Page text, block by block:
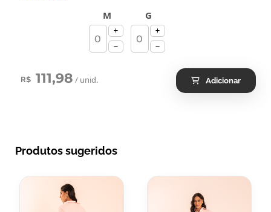
M G
R$ 111,98 / unid. Adicionar
Produtos sugeridos